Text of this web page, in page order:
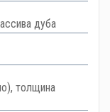
дуба
толщина